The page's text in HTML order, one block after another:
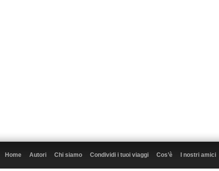
Home Autori Chi siamo Condividi i tuoi viaggi Cos’è I nostri amici